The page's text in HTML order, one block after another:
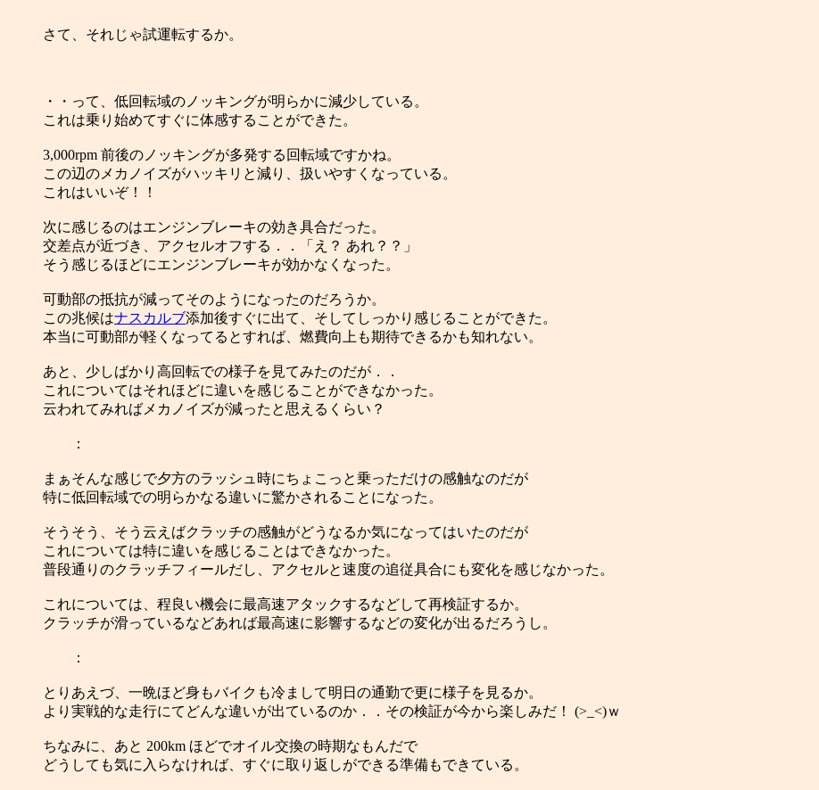
さて、それじゃ試運転するか。
・・って、低回転域のノッキングが明らかに減少している。
これは乗り始めてすぐに体感することができた。
3,000rpm 前後のノッキングが多発する回転域ですかね。
この辺のメカノイズがハッキリと減り、扱いやすくなっている。
これはいいぞ！！
次に感じるのはエンジンブレーキの効き具合だった。
交差点が近づき、アクセルオフする．．「え？ あれ？？」
そう感じるほどにエンジンブレーキが効かなくなった。
可動部の抵抗が減ってそのようになったのだろうか。
この兆候はナスカルブ添加後すぐに出て、そしてしっかり感じることができた。
本当に可動部が軽くなってるとすれば、燃費向上も期待できるかも知れない。
あと、少しばかり高回転での様子を見てみたのだが．．
これについてはそれほどに違いを感じることができなかった。
云われてみればメカノイズが減ったと思えるくらい？
：
まぁそんな感じで夕方のラッシュ時にちょこっと乗っただけの感触なのだが
特に低回転域での明らかなる違いに驚かされることになった。
そうそう、そう云えばクラッチの感触がどうなるか気になってはいたのだが
これについては特に違いを感じることはできなかった。
普段通りのクラッチフィールだし、アクセルと速度の追従具合にも変化を感じなかった。
これについては、程良い機会に最高速アタックするなどして再検証するか。
クラッチが滑っているなどあれば最高速に影響するなどの変化が出るだろうし。
：
とりあえづ、一晩ほど身もバイクも冷まして明日の通勤で更に様子を見るか。
より実戦的な走行にてどんな違いが出ているのか．．その検証が今から楽しみだ！ (>_<)ｗ
ちなみに、あと 200km ほどでオイル交換の時期なもんだで
どうしても気に入らなければ、すぐに取り返しができる準備もできている。